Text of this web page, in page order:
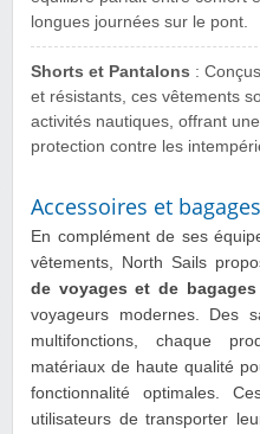
longues journées sur le pont.
Shorts et Pantalons :
et résistants, ces vêtements
activités nautiques, offrant
protection contre les
Accessoires et
En complément de ses
vêtements, North Sails
de voyages et de bagages
voyageurs modernes. Des
multifonctions, chaque
matériaux de haute qualité
fonctionnalité optimales.
utilisateurs de transporter